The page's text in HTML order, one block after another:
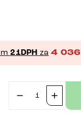
21DPH za 4 036